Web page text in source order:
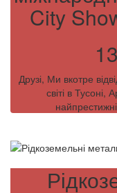
City
Друзі, Ми вкотре
світі в